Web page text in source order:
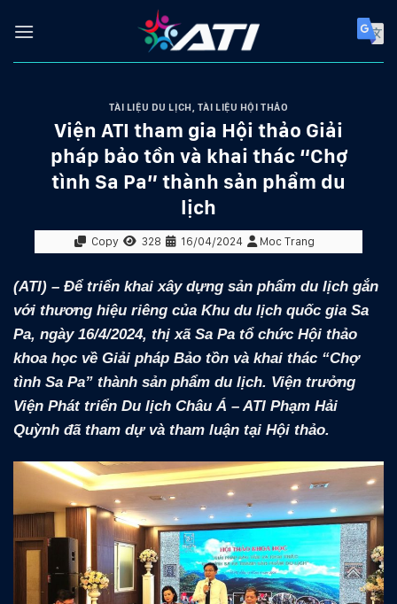
TÀI LIỆU DU LỊCH, TÀI LIỆU HỘI THẢO
Viện ATI tham gia Hội thảo Giải
pháp bảo tồn và khai thác “Chợ
tình Sa Pa” thành sản phẩm du
lịch
Copy 328 16/04/2024 Moc Trang
(ATI) – Để triển khai xây dựng sản phẩm du lịch gắn
với thương hiệu riêng của Khu du lịch quốc gia Sa
Pa, ngày 16/4/2024, thị xã Sa Pa tổ chức Hội thảo
khoa học về Giải pháp Bảo tồn và khai thác “Chợ
tình Sa Pa” thành sản phẩm du lịch. Viện trưởng
Viện Phát triển Du lịch Châu Á – ATI Phạm Hải
Quỳnh đã tham dự và tham luận tại Hội thảo.